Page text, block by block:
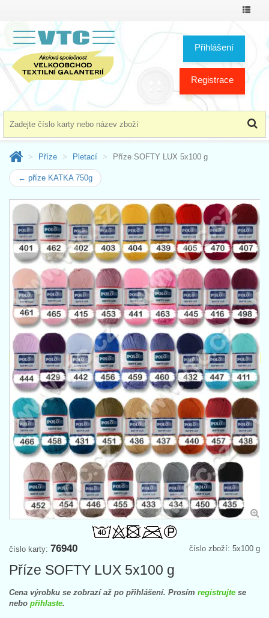
Přihlášení
Registrace
Příze Pletací Příze SOFTY LUX 5x100 g
← příze KATKA 750g
číslo zboží: 5x100 g
číslo karty: 76940
Příze SOFTY LUX 5x100 g
Cena výrobku se zobrazí až po přihlášení. Prosím registrujte se
nebo přihlaste.